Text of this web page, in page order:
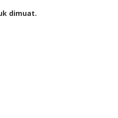
dimuat.